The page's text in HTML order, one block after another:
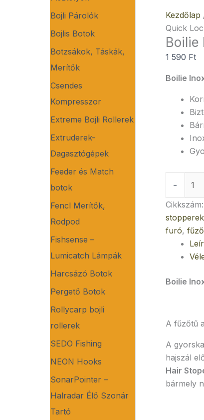
Bojli Párolók
Bojlis Botok
Botzsákok, Táskák,
Merítők
Csendes
Kompresszor
Extreme Bojli Rollerek
Extruderek-
Dagasztógépek
Feeder és Match
botok
Fencl Merítők,
Rodpod
Fishsense –
Lumicatch Lámpák
Harcsázó Botok
Pergető Botok
Rollycarp bojli
rollerek
SEDO Fishing
NEON Hooks
SonarPointer –
Halradar Élő Szonár
Tartó
Kezdőlap
Quick
Boilie
1 590 Ft
Boilie
-
Cikkszám:
furó,
Boilie
A fűzőtű
A
hajszál
Hair
bármely